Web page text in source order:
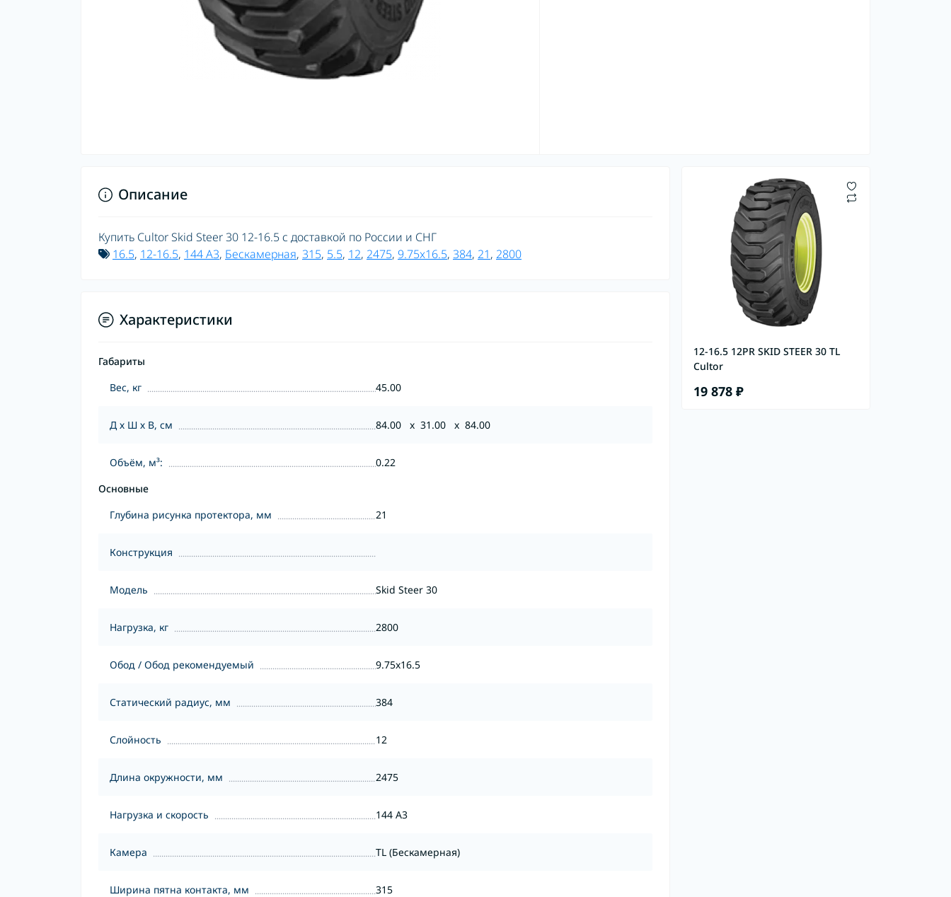
12-16.5 12PR SKID STEER 30 TL
Cultor
19 878 ₽
Описание
Купить Cultor Skid Steer 30 12-16.5 с доставкой по России и СНГ
16.5, 12-16.5, 144 A3, Бескамерная, 315, 5.5, 12, 2475, 9.75x16.5, 384, 21, 2800
Характеристики
Габариты
Вес, кг
45.00
Д х Ш х В, см 84.00 x 31.00 x 84.00
Объём, м³:
0.22
Основные
Глубина рисунка протектора, мм
21
Конструкция
Модель Skid Steer 30
Нагрузка, кг 2800
Обод / Обод рекомендуемый 9.75x16.5
Статический радиус, мм 384
Слойность 12
Длина окружности, мм 2475
Нагрузка и скорость 144 A3
Камера TL (Бескамерная)
Ширина пятна контакта, мм 315